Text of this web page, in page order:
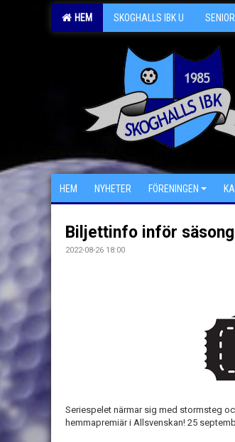
HEM SKOGHALLS IBK U SENIOR
HEM NYHETER FÖRENINGEN
Biljettinfo inför
2022-08-26 18:00
Seriespelet närmar sig med stormsteg
hemmapremiär i Allsvenskan! 25